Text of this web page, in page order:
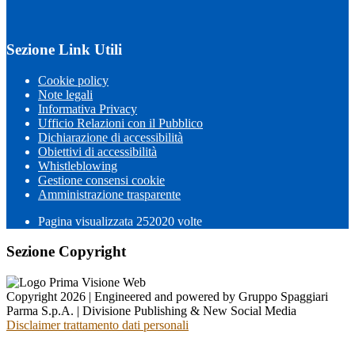
Sezione Link Utili
Cookie policy
Note legali
Informativa Privacy
Ufficio Relazioni con il Pubblico
Dichiarazione di accessibilità
Obiettivi di accessibilità
Whistleblowing
Gestione consensi cookie
Amministrazione trasparente
Pagina visualizzata 252020 volte
Sezione Copyright
Copyright 2026 | Engineered and powered by Gruppo Spaggiari
Parma S.p.A. | Divisione Publishing & New Social Media
Disclaimer trattamento dati personali